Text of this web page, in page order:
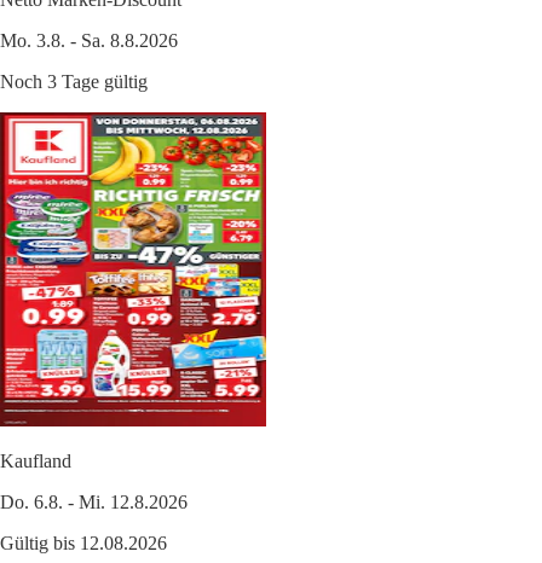
Mo. 3.8. - Sa. 8.8.2026
Noch 3 Tage gültig
Kaufland
Do. 6.8. - Mi. 12.8.2026
Gültig bis 12.08.2026